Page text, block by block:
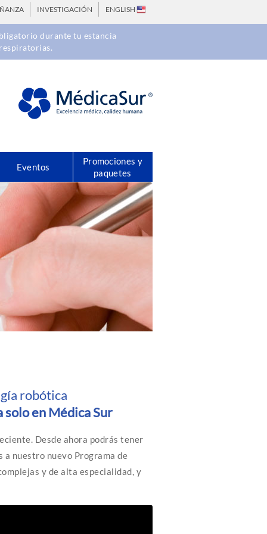
INVESTIGACIÓN ENGLISH
durante tu estancia
Eventos
Promociones y
paquetes
robótica
solo en Médica Sur
Desde ahora podrás tener
a nuestro nuevo Programa de
y de alta especialidad, y